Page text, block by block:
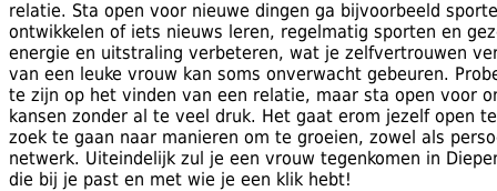
relatie. Sta open voor nieuwe dingen ga bijvoorbeeld
ontwikkelen of iets nieuws leren, regelmatig sporten en
energie en uitstraling verbeteren, wat je zelfvertrouwen
van een leuke vrouw kan soms onverwacht gebeuren.
te zijn op het vinden van een relatie, maar sta open voor
kansen zonder al te veel druk. Het gaat erom jezelf open
zoek te gaan naar manieren om te groeien, zowel als
netwerk. Uiteindelijk zul je een vrouw tegenkomen in
die bij je past en met wie je een klik hebt!